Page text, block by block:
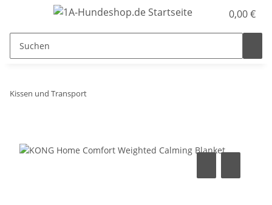
0,00 €
Kissen und Transport